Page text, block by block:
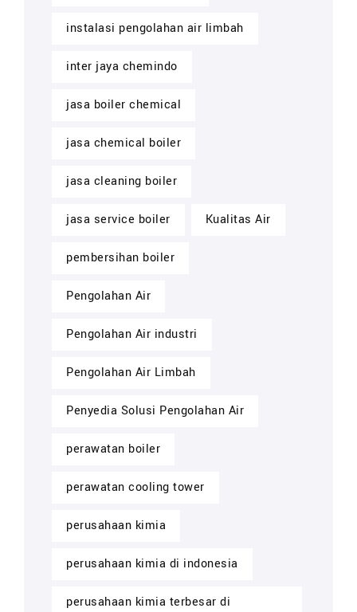
instalasi pengolahan air limbah
inter jaya chemindo
jasa boiler chemical
jasa chemical boiler
jasa cleaning boiler
jasa service boiler Kualitas Air
pembersihan boiler
Pengolahan Air
Pengolahan Air industri
Pengolahan Air Limbah
Penyedia Solusi Pengolahan Air
perawatan boiler
perawatan cooling tower
perusahaan kimia
perusahaan kimia di indonesia
perusahaan kimia terbesar di